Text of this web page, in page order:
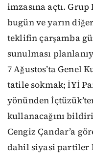
imzasına açtı.
bugün ve yarın
teklifin çarşamba
sunulması
7 Ağustos’ta Genel
tatile sokmak; İYİ
yönünden
kullanacağını
Cengiz Çandar’a
dahil siyasi partiler